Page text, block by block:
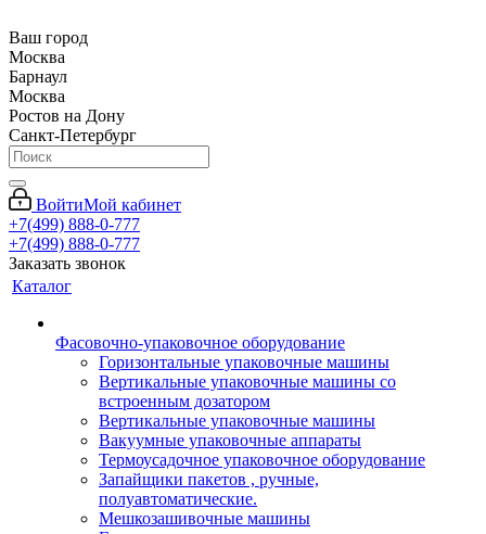
Ваш город
Москва
Барнаул
Москва
Ростов на Дону
Санкт-Петербург
ВойтиМой кабинет
+7(499) 888-0-777
+7(499) 888-0-777
Заказать звонок
Каталог
Фасовочно-упаковочное оборудование
Горизонтальные упаковочные машины
Вертикальные упаковочные машины со
встроенным дозатором
Вертикальные упаковочные машины
Вакуумные упаковочные аппараты
Термоусадочное упаковочное оборудование
Запайщики пакетов , ручные,
полуавтоматические.
Мешкозашивочные машины